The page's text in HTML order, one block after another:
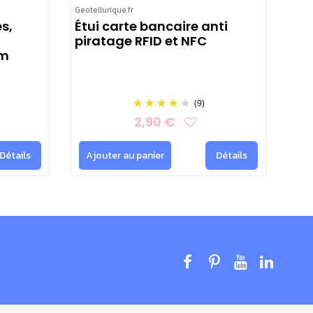
Détails
Geotellurique.fr
Étui carte bancaire anti
piratage RFID et NFC
(9)
2,90 €
Ajouter au panier Détails